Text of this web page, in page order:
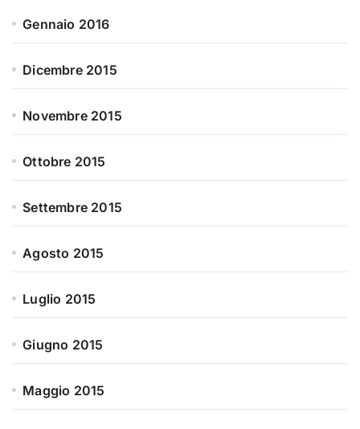
Gennaio 2016
Dicembre 2015
Novembre 2015
Ottobre 2015
Settembre 2015
Agosto 2015
Luglio 2015
Giugno 2015
Maggio 2015